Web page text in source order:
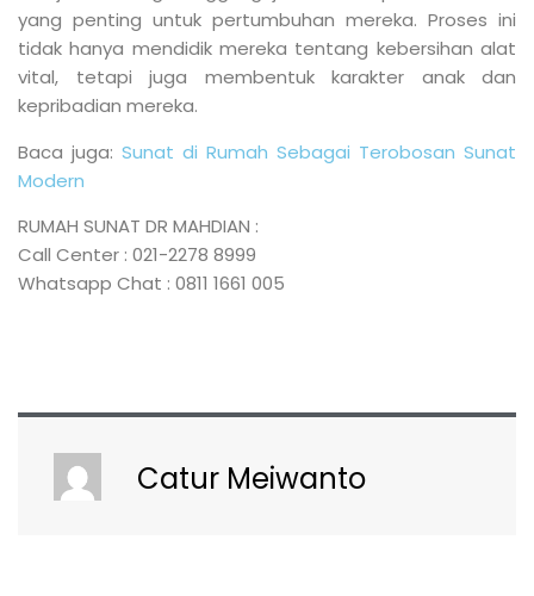
yang penting untuk pertumbuhan mereka. Proses ini
tidak hanya mendidik mereka tentang kebersihan alat
vital, tetapi juga membentuk karakter anak dan
kepribadian mereka.
Baca juga: Sunat di Rumah Sebagai Terobosan Sunat
Modern
RUMAH SUNAT DR MAHDIAN :
Call Center : 021-2278 8999
Whatsapp Chat : 0811 1661 005
Catur Meiwanto